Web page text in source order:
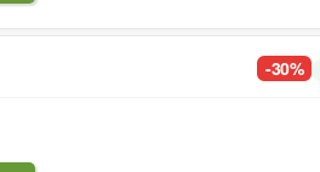
-30%